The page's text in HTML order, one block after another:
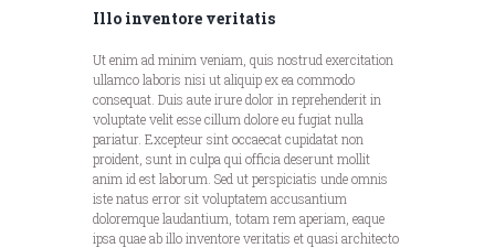
Illo inventore veritatis
Ut enim ad minim veniam, quis nostrud exercitation
ullamco laboris nisi ut aliquip ex ea commodo
consequat. Duis aute irure dolor in reprehenderit in
voluptate velit esse cillum dolore eu fugiat nulla
pariatur. Excepteur sint occaecat cupidatat non
proident, sunt in culpa qui officia deserunt mollit
anim id est laborum. Sed ut perspiciatis unde omnis
iste natus error sit voluptatem accusantium
doloremque laudantium, totam rem aperiam, eaque
ipsa quae ab illo inventore veritatis et quasi architecto